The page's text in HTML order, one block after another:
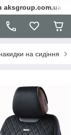
aksgroup.com.ua
на сидіння